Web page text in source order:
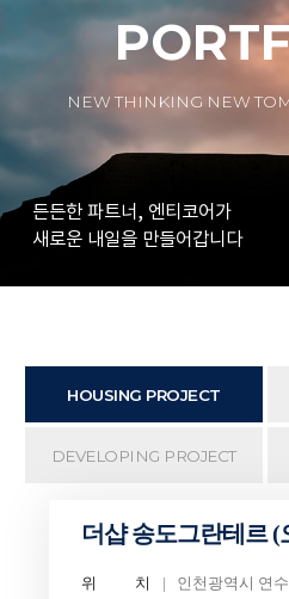
NEW THINKING NEW
든든한 파트너, 엔티코어가
새로운 내일을 만들어갑니다
HOUSING PROJECT
DEVELOPING PROJECT
더샵 송도그란테르 (
위 치
인천광역시 연